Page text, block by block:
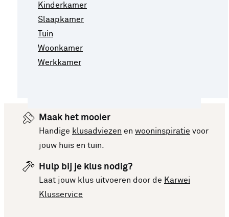
Kinderkamer
Slaapkamer
Tuin
Woonkamer
Werkkamer
Maak het mooier
Handige klusadviezen en wooninspiratie voor
jouw huis en tuin.
Hulp bij je klus nodig?
Laat jouw klus uitvoeren door de Karwei
Klusservice